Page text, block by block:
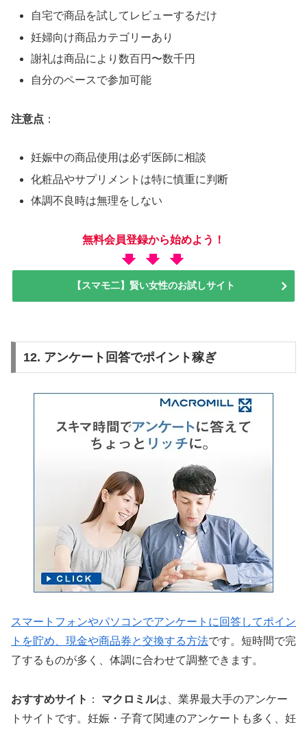
自宅で商品を試してレビューするだけ
妊婦向け商品カテゴリーあり
謝礼は商品により数百円〜数千円
自分のペースで参加可能
注意点 ：
妊娠中の商品使用は必ず医師に相談
化粧品やサプリメントは特に慎重に判断
体調不良時は無理をしない
無料会員登録から始めよう！
【スマモ二】賢い女性のお試しサイト
12. アンケート回答でポイント稼ぎ
スマートフォンやパソコンでアンケートに回答してポイン
トを貯め、現金や商品券と交換する方法です。短時間で完
了するものが多く、体調に合わせて調整できます。
おすすめサイト ： マクロミルは、業界最大手のアンケー
トサイトです。妊娠・子育て関連のアンケートも多く、妊